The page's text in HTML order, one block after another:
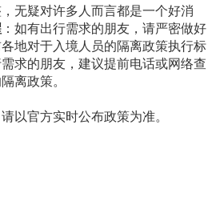
无疑对许多人而言都是一个好消
：如有出行需求的朋友，请严密做好
地对于入境人员的隔离政策执行标
求的朋友，建议提前电话或网络查
离政策。
以官方实时公布政策为准。